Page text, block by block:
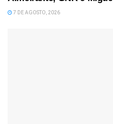
7 DE AGOSTO, 2026